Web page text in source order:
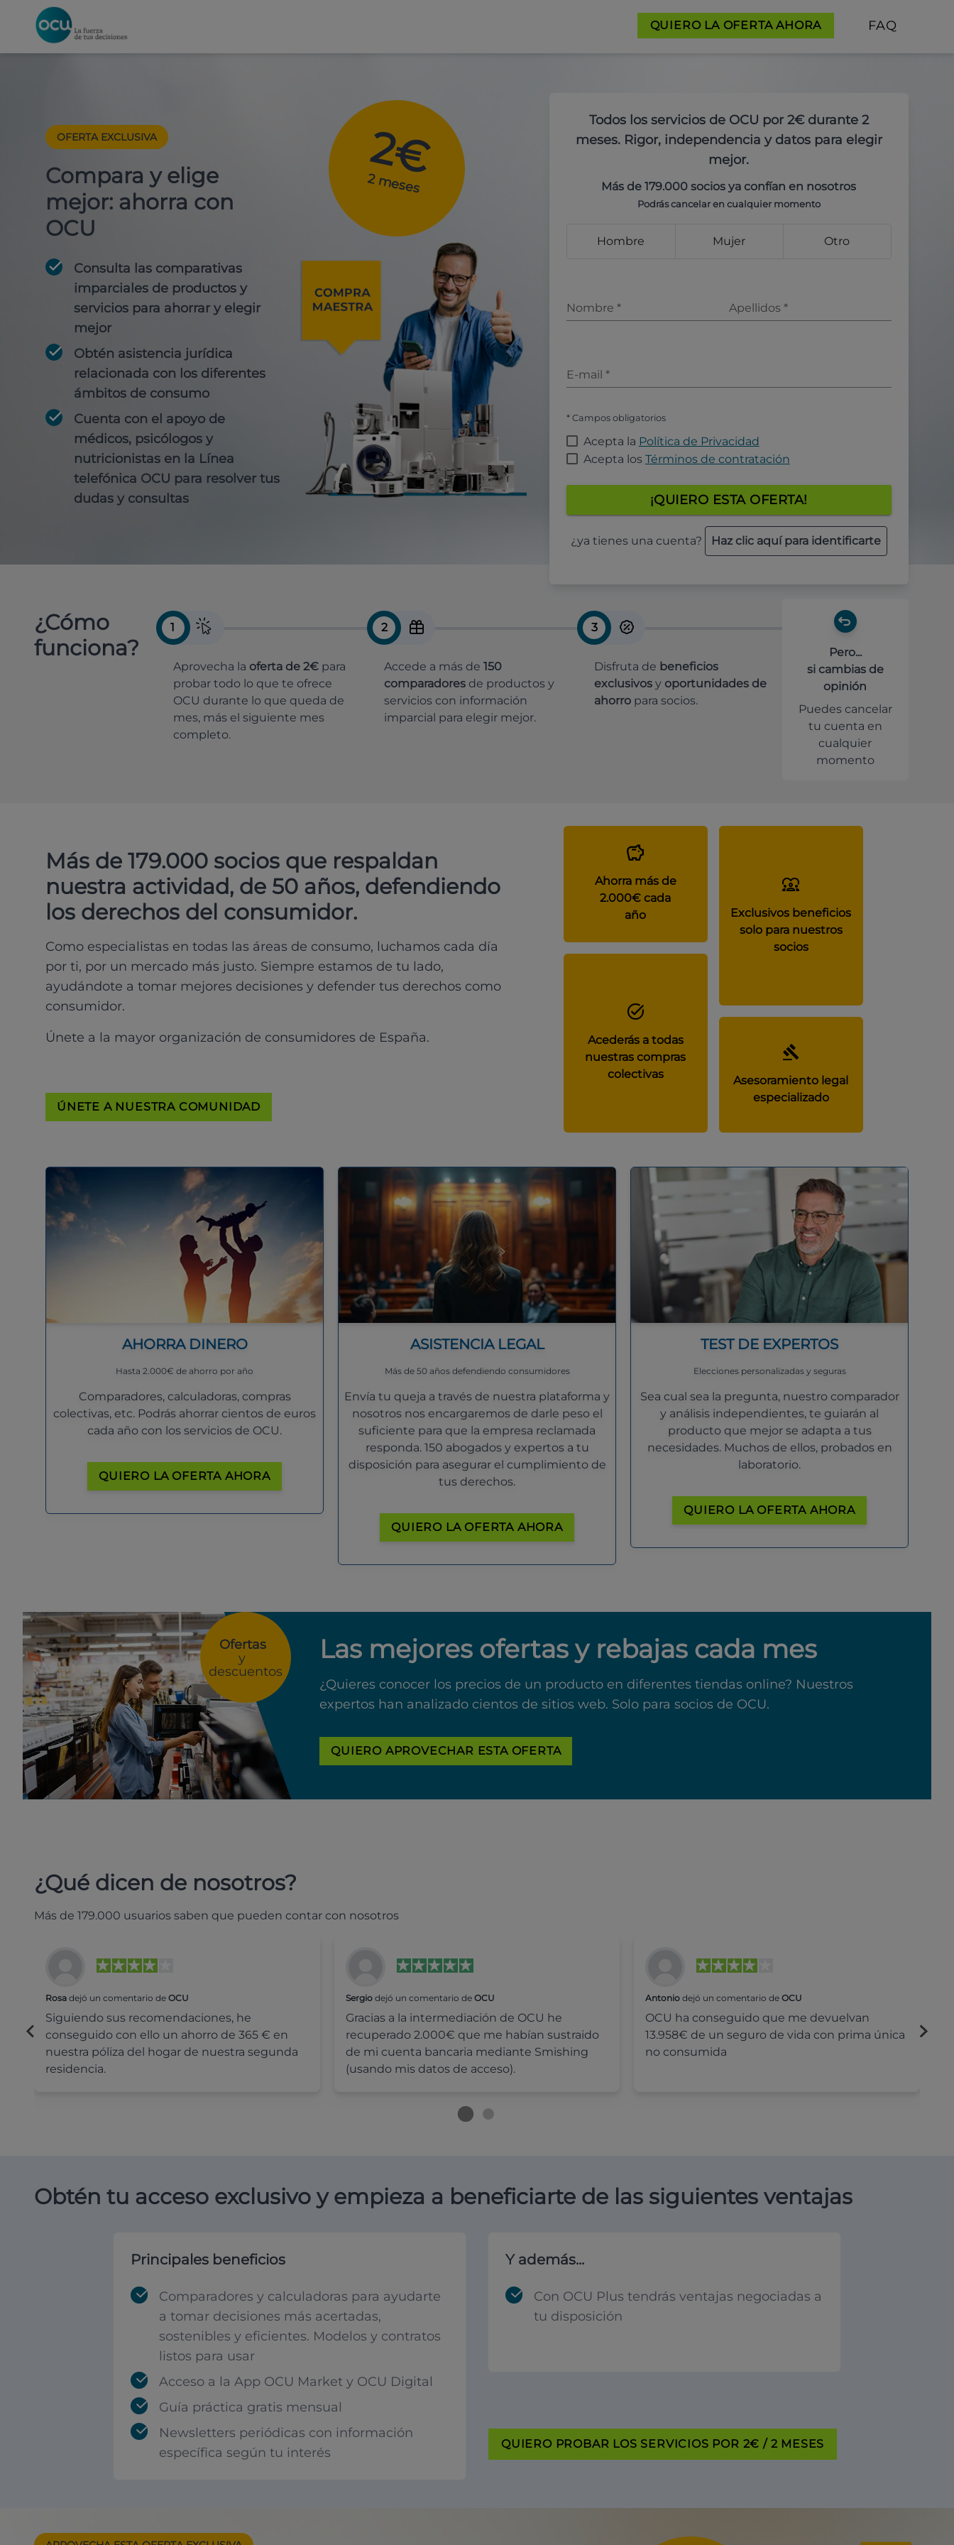
QUIERO LA OFERTA AHORA FAQ
OFERTA EXCLUSIVA
Compara y elige
mejor: ahorra con
OCU
Consulta las comparativas
imparciales de productos y
servicios para ahorrar y elegir
mejor
Obtén asistencia jurídica
relacionada con los diferentes
ámbitos de consumo
Cuenta con el apoyo de
médicos, psicólogos y
nutricionistas en la Línea
telefónica OCU para resolver tus
dudas y consultas
2€
2 meses
Todos los servicios de OCU por 2€ durante 2
meses. Rigor, independencia y datos para elegir
mejor.
Más de 179.000 socios ya confían en nosotros
Podrás cancelar en cualquier momento
Hombre Mujer Otro
Nombre * Apellidos *
E-mail *
* Campos obligatorios
Acepta la Política de Privacidad
Acepta los Términos de contratación
¡QUIERO ESTA OFERTA!
¿ya tienes una cuenta? Haz clic aquí para identificarte
¿Cómo
funciona?
1
Aprovecha la oferta de 2€ para
probar todo lo que te ofrece
OCU durante lo que queda de
mes, más el siguiente mes
completo.
2
Accede a más de 150
comparadoresde productos y
servicios con información
imparcial para elegir mejor.
3
Disfruta de beneficios
exclusivos y oportunidades de
ahorro para socios.
Pero...
si cambias de
opinión
Puedes cancelar
tu cuenta en
cualquier
momento
Más de 179.000 socios que respaldan
nuestra actividad, de 50 años, defendiendo
los derechos del consumidor.
Como especialistas en todas las áreas de consumo, luchamos cada día
por ti, por un mercado más justo. Siempre estamos de tu lado,
ayudándote a tomar mejores decisiones y defender tus derechos como
consumidor.
Únete a la mayor organización de consumidores de España.
ÚNETE A NUESTRA COMUNIDAD
Ahorra más de
2.000€ cada
año
Exclusivos beneficios
solo para nuestros
socios
Acederás a todas
nuestras compras
colectivas
Asesoramiento legal
especializado
AHORRA DINERO
Hasta 2.000€ de ahorro por año
Comparadores, calculadoras, compras
colectivas, etc. Podrás ahorrar cientos de euros
cada año con los servicios de OCU.
QUIERO LA OFERTA AHORA
ASISTENCIA LEGAL
Más de 50 años defendiendo consumidores
Envía tu queja a través de nuestra plataforma y
nosotros nos encargaremos de darle peso el
suficiente para que la empresa reclamada
responda. 150 abogados y expertos a tu
disposición para asegurar el cumplimiento de
tus derechos.
QUIERO LA OFERTA AHORA
TEST DE EXPERTOS
Elecciones personalizadas y seguras
Sea cual sea la pregunta, nuestro comparador
y análisis independientes, te guiarán al
producto que mejor se adapta a tus
necesidades. Muchos de ellos, probados en
laboratorio.
QUIERO LA OFERTA AHORA
Ofertas
y
descuentos
Las mejores ofertas y rebajas cada mes
¿Quieres conocer los precios de un producto en diferentes tiendas online? Nuestros
expertos han analizado cientos de sitios web. Solo para socios de OCU.
QUIERO APROVECHAR ESTA OFERTA
¿Qué dicen de nosotros?
Más de 179.000 usuarios saben que pueden contar con nosotros
Rosa dejó un comentario de OCU
Siguiendo sus recomendaciones, he
conseguido con ello un ahorro de 365 € en
nuestra póliza del hogar de nuestra segunda
residencia.
Sergiodejó un comentario de OCU
Gracias a la intermediación de OCU he
recuperado 2.000€ que me habían sustraido
de mi cuenta bancaria mediante Smishing
(usando mis datos de acceso).
Antonio dejó un comentario deOCU
OCU ha conseguido que me devuelvan
13.958€ de un seguro de vida con prima única
no consumida
Obtén tu acceso exclusivo y empieza a beneficiarte de las siguientes ventajas
Principales beneficios
Comparadores y calculadoras para ayudarte
a tomar decisiones más acertadas,
sostenibles y eficientes. Modelos y contratos
listos para usar
Acceso a la App OCU Market y OCU Digital
Guía práctica gratis mensual
Newsletters periódicas con información
específica según tu interés
Y además...
Con OCU Plus tendrás ventajas negociadas a
tu disposición
QUIERO PROBAR LOS SERVICIOS POR 2€ / 2 MESES